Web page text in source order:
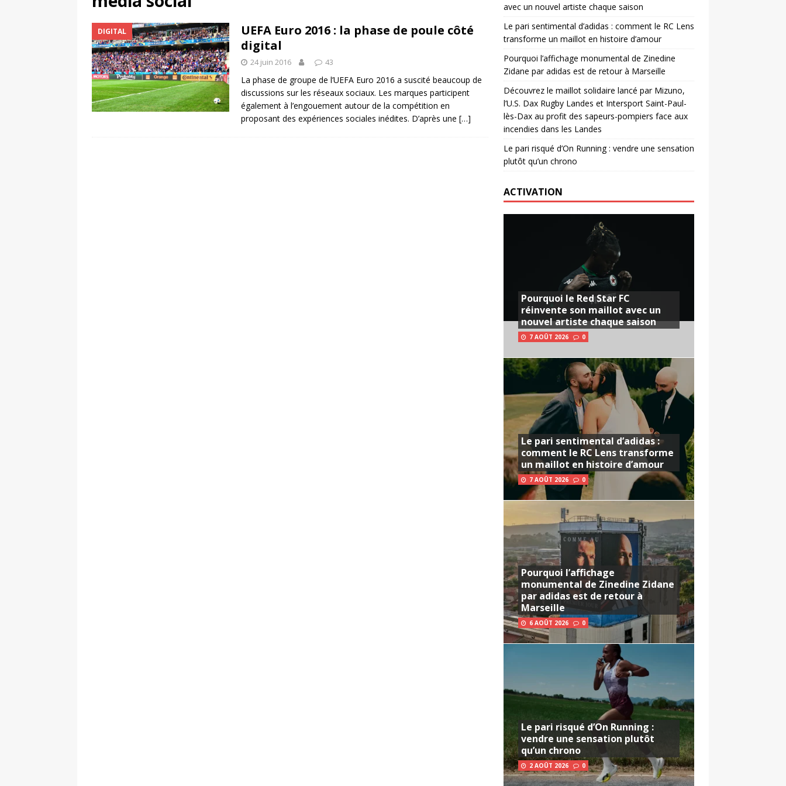
Saint-Paul-lès-Dax au profit des sapeurs-pompiers face aux incendies dans les Landes
RUGBY
[ 2 août 2026 ] Le pari risqué d’On Running : vendre une sensation plutôt qu’un chrono
[ 7 août 2026 ] Pourquoi le Red Star FC réinvente son maillot avec un nouvel artiste chaque saison
ACTIVATION
DIGITAL
UEFA Euro 2016 : la phase de poule côté
digital
24 juin 2016 43
La phase de groupe de l’UEFA Euro 2016 a suscité beaucoup de
discussions sur les réseaux sociaux. Les marques participent
également à l’engouement autour de la compétition en
proposant des expériences sociales inédites. D’après une […]
avec un nouvel artiste chaque saison
Le pari sentimental d’adidas : comment le RC Lens
transforme un maillot en histoire d’amour
Pourquoi l’affichage monumental de Zinedine
Zidane par adidas est de retour à Marseille
Découvrez le maillot solidaire lancé par Mizuno,
l’U.S. Dax Rugby Landes et Intersport Saint-Paul-
lès-Dax au profit des sapeurs-pompiers face aux
incendies dans les Landes
Le pari risqué d’On Running : vendre une sensation
plutôt qu’un chrono
ACTIVATION
Pourquoi le Red Star FC
réinvente son maillot avec un
nouvel artiste chaque saison
7 AOÛT 2026 0
Le pari sentimental d’adidas :
comment le RC Lens transforme
un maillot en histoire d’amour
7 AOÛT 2026 0
Pourquoi l’affichage
monumental de Zinedine Zidane
par adidas est de retour à
Marseille
6 AOÛT 2026 0
Le pari risqué d’On Running :
vendre une sensation plutôt
qu’un chrono
2 AOÛT 2026 0